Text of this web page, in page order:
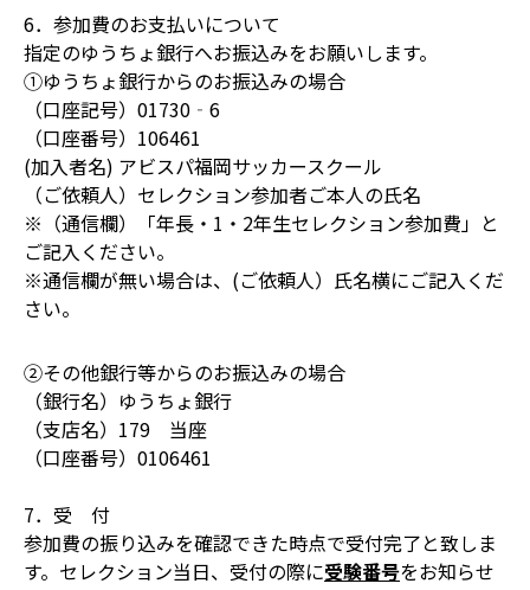
6．参加費のお支払いについて
指定のゆうちょ銀行へお振込みをお願いします。
①ゆうちょ銀行からのお振込みの場合
（口座記号）01730‐6
（口座番号）106461
(加入者名) アビスパ福岡サッカースクール
（ご依頼人）セレクション参加者ご本人の氏名
※（通信欄）「年長・1・2年生セレクション参加費」と
ご記入ください。
※通信欄が無い場合は、(ご依頼人）氏名横にご記入くだ
さい。
②その他銀行等からのお振込みの場合
（銀行名）ゆうちょ銀行
（支店名）179 当座
（口座番号）0106461
7．受 付
参加費の振り込みを確認できた時点で受付完了と致しま
す。セレクション当日、受付の際に受験番号をお知らせ